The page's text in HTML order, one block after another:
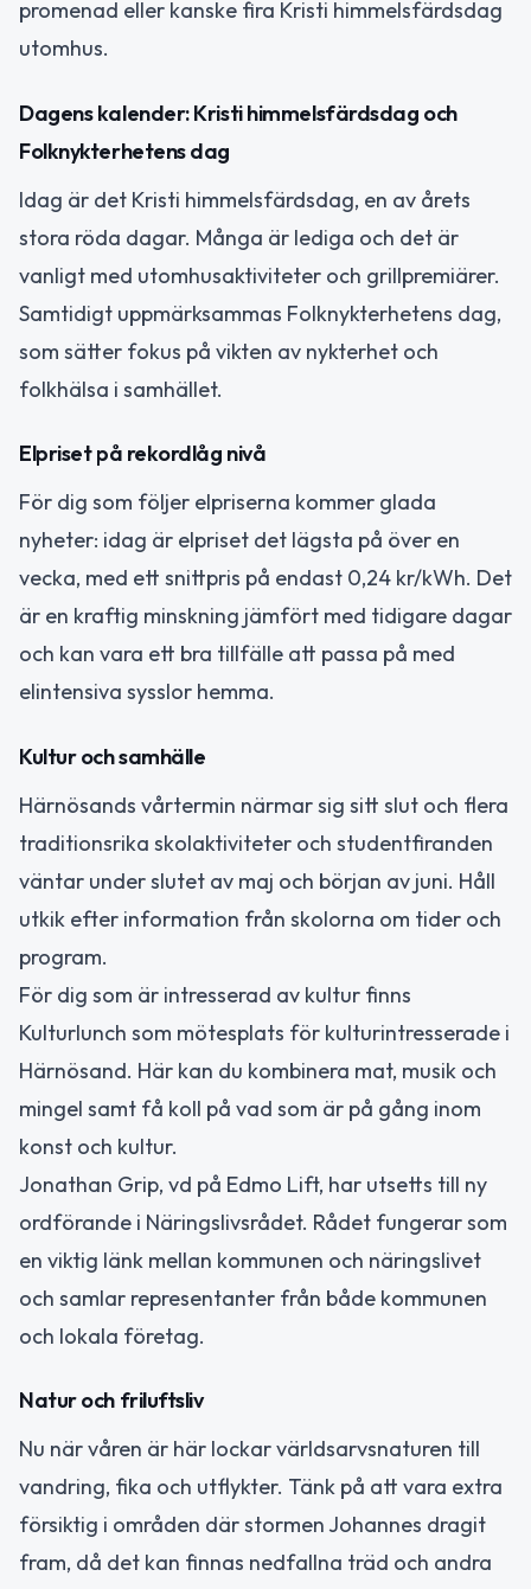
promenad eller kanske fira Kristi himmelsfärdsdag
utomhus.
Dagens kalender: Kristi himmelsfärdsdag och
Folknykterhetens dag
Idag är det Kristi himmelsfärdsdag, en av årets
stora röda dagar. Många är lediga och det är
vanligt med utomhusaktiviteter och grillpremiärer.
Samtidigt uppmärksammas Folknykterhetens dag,
som sätter fokus på vikten av nykterhet och
folkhälsa i samhället.
Elpriset på rekordlåg nivå
För dig som följer elpriserna kommer glada
nyheter: idag är elpriset det lägsta på över en
vecka, med ett snittpris på endast 0,24 kr/kWh. Det
är en kraftig minskning jämfört med tidigare dagar
och kan vara ett bra tillfälle att passa på med
elintensiva sysslor hemma.
Kultur och samhälle
Härnösands vårtermin närmar sig sitt slut och flera
traditionsrika skolaktiviteter och studentfiranden
väntar under slutet av maj och början av juni. Håll
utkik efter information från skolorna om tider och
program.
För dig som är intresserad av kultur finns
Kulturlunch som mötesplats för kulturintresserade i
Härnösand. Här kan du kombinera mat, musik och
mingel samt få koll på vad som är på gång inom
konst och kultur.
Jonathan Grip, vd på Edmo Lift, har utsetts till ny
ordförande i Näringslivsrådet. Rådet fungerar som
en viktig länk mellan kommunen och näringslivet
och samlar representanter från både kommunen
och lokala företag.
Natur och friluftsliv
Nu när våren är här lockar världsarvsnaturen till
vandring, fika och utflykter. Tänk på att vara extra
försiktig i områden där stormen Johannes dragit
fram, då det kan finnas nedfallna träd och andra